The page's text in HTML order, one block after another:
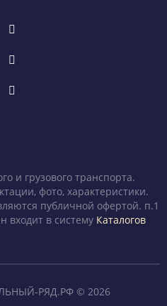
и грузового транспорта.
фото, характеристики.
публичной офертой. п.1
входит в систему Каталогов
РЯД.РФ © 2026